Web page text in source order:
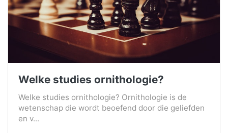
Welke studies ornithologie?
Welke studies ornithologie? Ornithologie is de
wetenschap die wordt beoefend door die geliefden
en v...